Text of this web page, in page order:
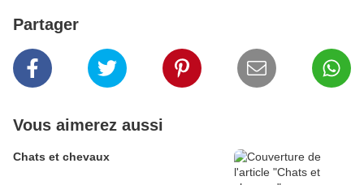
Partager
Vous aimerez aussi
Chats et chevaux